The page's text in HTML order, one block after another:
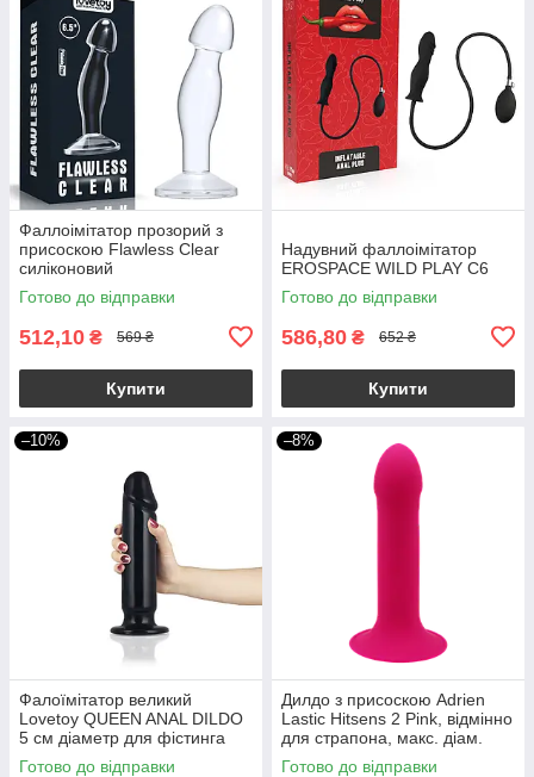
Фаллоімітатор прозорий з
присоскою Flawless Clear
силіконовий
Готово до відправки
512,10 ₴ 569 ₴
Купити
Надувний фаллоімітатор
EROSPACE WILD PLAY C6
Готово до відправки
586,80 ₴ 652 ₴
Купити
–10%
Фалоїмітатор великий
Lovetoy QUEEN ANAL DILDO
5 см діаметр для фістинга
Готово до відправки
–8%
Дилдо з присоскою Adrien
Lastic Hitsens 2 Pink, відмінно
для страпона, макс. діам.
4см, довж. 16,7см
Готово до відправки